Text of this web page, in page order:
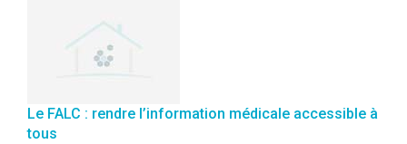
Le FALC : rendre l’information médicale accessible à
tous